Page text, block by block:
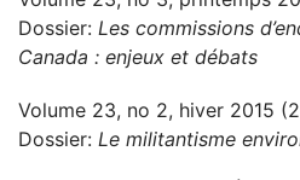
Dossier: Les commissions
Canada : enjeux et débats
Volume 23, no 2, hiver 2015
Dossier: Le militantisme